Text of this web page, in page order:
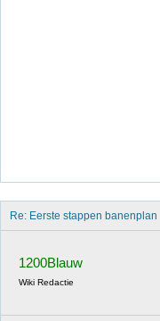
Re: Eerste stappen banenplan
1200Blauw
Wiki Redactie